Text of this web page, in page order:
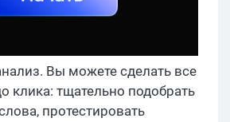
Вы можете сделать все
клика: тщательно подобрать
протестировать